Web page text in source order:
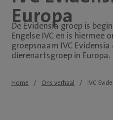
Europa
De Evidensia groep is
Engelse IVC en is hiermee
groepsnaam IVC
dierenartsgroep in Europa.
Home Ons verhaal IVC